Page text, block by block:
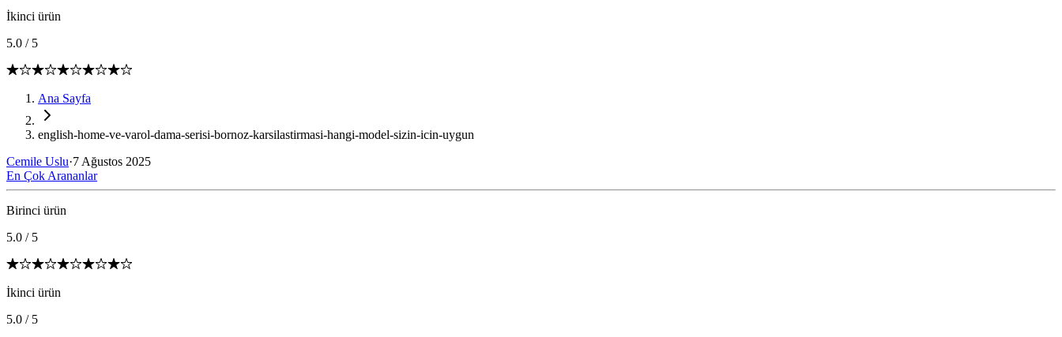
İkinci ürün
5.0 / 5
Ana Sayfa
english-home-ve-varol-dama-serisi-bornoz-karsilastirmasi-hangi-model-sizin-icin-uygun
Cemile Uslu·7 Ağustos 2025
En Çok Arananlar
Birinci ürün
5.0 / 5
İkinci ürün
5.0 / 5